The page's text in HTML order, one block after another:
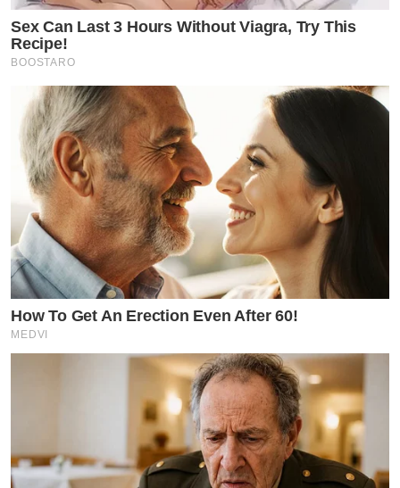
Sex Can Last 3 Hours Without Viagra, Try This
Recipe!
BOOSTARO
How To Get An Erection Even After 60!
MEDVI